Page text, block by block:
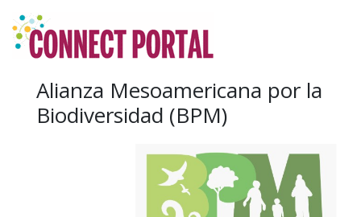
Alianza Mesoamericana por la
Biodiversidad (BPM)